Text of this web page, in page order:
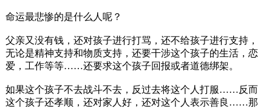
命运最悲惨的是什么人呢？
父亲又没有钱，还对孩子进行打骂，还不给孩子进行支持，
无论是精神支持和物质支持，还要干涉这个孩子的生活，恋
爱，工作等等……还要求这个孩子回报或者道德绑架。
如果这个孩子不去战斗不去，反过去将这个人打服……反而
这个孩子还孝顺，还对家人好，还对这个人表示善良……那